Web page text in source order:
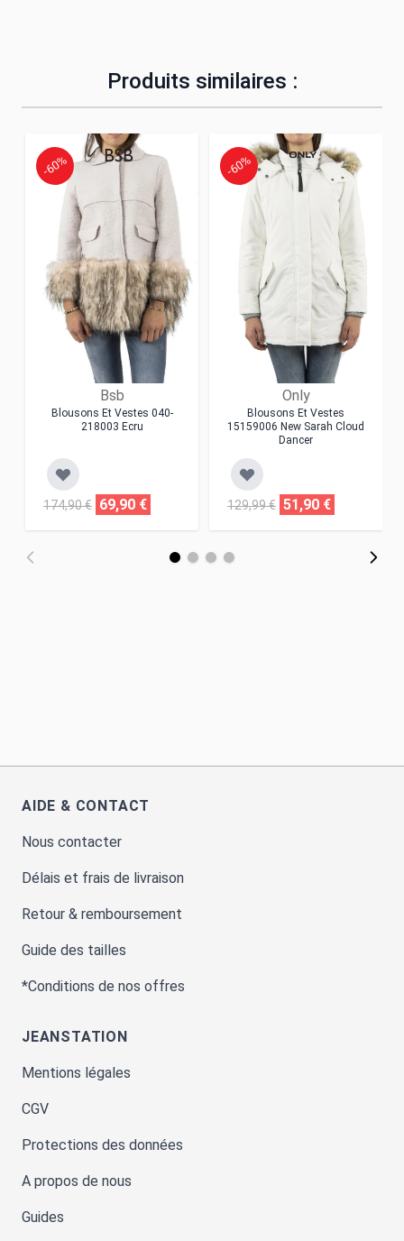
Produits similaires :
Bsb
Blousons Et Vestes 040-
218003 Ecru
-60%
174,90 € 69,90 €
Only
Blousons Et Vestes
15159006 New Sarah Cloud
Dancer
-60%
129,99 € 51,90 €
AIDE & CONTACT
Nous contacter
Délais et frais de livraison
Retour & remboursement
Guide des tailles
*Conditions de nos offres
JEANSTATION
Mentions légales
CGV
Protections des données
A propos de nous
Guides